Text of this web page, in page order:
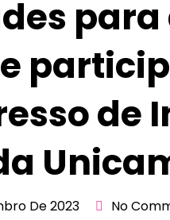
de
De 2023 No